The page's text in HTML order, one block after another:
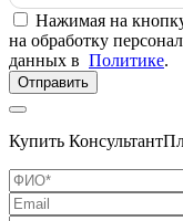
Нажимая на
на обработку
данных в Политике.
Отправить
Купить